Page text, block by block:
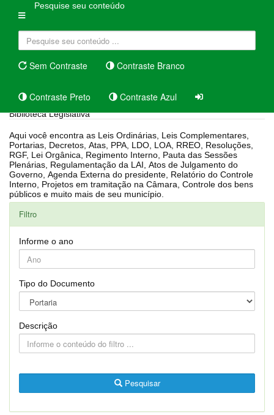
Pesquise seu conteúdo
Sem Contraste Contraste Branco
Contraste Preto Contraste Azul
Biblioteca Legislativa
Aqui você encontra as Leis Ordinárias, Leis Complementares,
Portarias, Decretos, Atas, PPA, LDO, LOA, RREO, Resoluções,
RGF, Lei Orgânica, Regimento Interno, Pauta das Sessões
Plenárias, Regulamentação da LAI, Atos de Julgamento do
Governo, Agenda Externa do presidente, Relatório do Controle
Interno, Projetos em tramitação na Câmara, Controle dos bens
públicos e muito mais de seu município.
Filtro
Informe o ano
Tipo do Documento
Descrição
Pesquisar